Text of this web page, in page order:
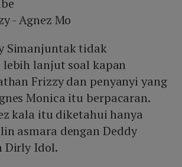
- Agnez Mo
Simanjuntak tidak
lanjut soal kapan
Frizzy dan penyanyi yang
Monica itu berpacaran.
kala itu diketahui hanya
asmara dengan Deddy
Dirly Idol.